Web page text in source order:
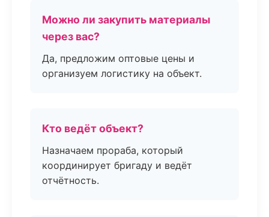
Можно ли закупить материалы
через вас?
Да, предложим оптовые цены и
организуем логистику на объект.
Кто ведёт объект?
Назначаем прораба, который
координирует бригаду и ведёт
отчётность.